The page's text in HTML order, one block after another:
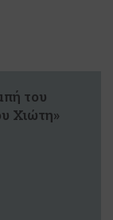
του
Χιώτη»